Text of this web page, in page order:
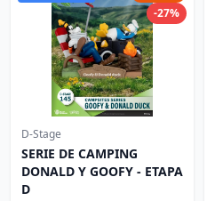
-27%
D-Stage
SERIE DE CAMPING
DONALD Y GOOFY - ETAPA
D